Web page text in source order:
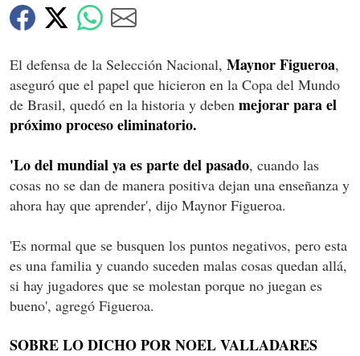
El defensa de la Selección Nacional, Maynor Figueroa,
aseguró que el papel que hicieron en la Copa del Mundo
de Brasil, quedó en la historia y deben mejorar para el
próximo proceso eliminatorio.
'Lo del mundial ya es parte del pasado, cuando las
cosas no se dan de manera positiva dejan una enseñanza y
ahora hay que aprender', dijo Maynor Figueroa.
'Es normal que se busquen los puntos negativos, pero esta
es una familia y cuando suceden malas cosas quedan allá,
si hay jugadores que se molestan porque no juegan es
bueno', agregó Figueroa.
SOBRE LO DICHO POR NOEL VALLADARES